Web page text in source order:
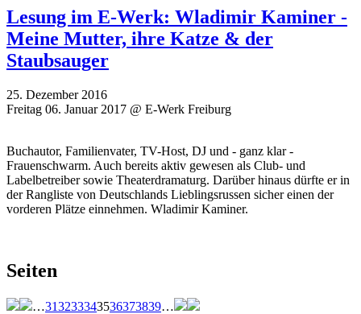
Lesung im E-Werk: Wladimir Kaminer -
Meine Mutter, ihre Katze & der
Staubsauger
25. Dezember 2016
Freitag 06. Januar 2017 @ E-Werk Freiburg
Buchautor, Familienvater, TV-Host, DJ und - ganz klar -
Frauenschwarm. Auch bereits aktiv gewesen als Club- und
Labelbetreiber sowie Theaterdramaturg. Darüber hinaus dürfte er in
der Rangliste von Deutschlands Lieblingsrussen sicher einen der
vorderen Plätze einnehmen. Wladimir Kaminer.
Seiten
…313233343536373839…